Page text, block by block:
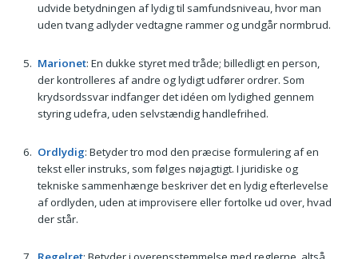
udvide betydningen af lydig til samfundsniveau, hvor man
uden tvang adlyder vedtagne rammer og undgår normbrud.
Marionet: En dukke styret med tråde; billedligt en person,
der kontrolleres af andre og lydigt udfører ordrer. Som
krydsordssvar indfanger det idéen om lydighed gennem
styring udefra, uden selvstændig handlefrihed.
Ordlydig: Betyder tro mod den præcise formulering af en
tekst eller instruks, som følges nøjagtigt. I juridiske og
tekniske sammenhænge beskriver det en lydig efterlevelse
af ordlyden, uden at improvisere eller fortolke ud over, hvad
der står.